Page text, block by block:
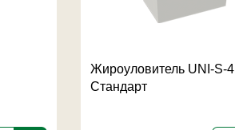
Жироуловитель UNI-S-4
Стандарт